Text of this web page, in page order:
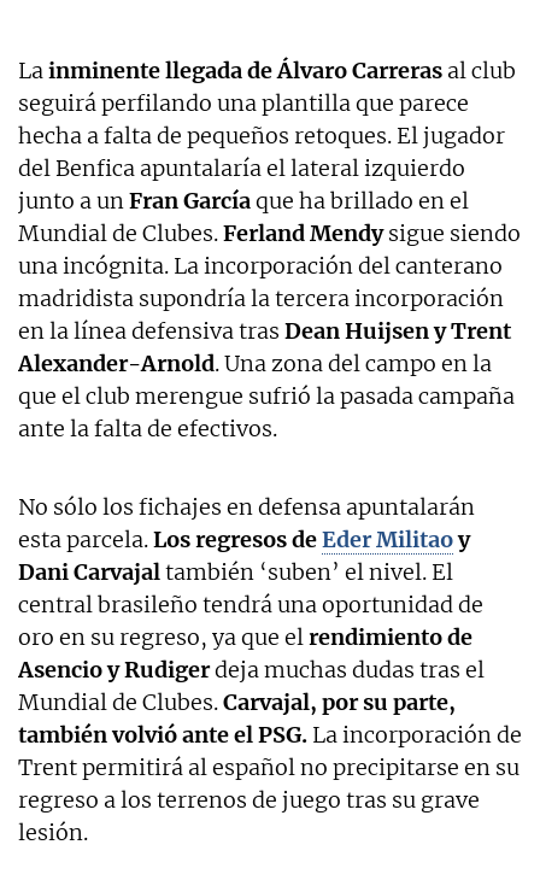
Lainminente llegada de Álvaro Carreras al club
seguirá perfilando una plantilla que parece
hecha a falta de pequeños retoques. El jugador
del Benfica apuntalaría el lateral izquierdo
junto a unFran Garcíaque ha brillado en el
Mundial de Clubes.Ferland Mendysigue siendo
una incógnita. La incorporación del canterano
madridista supondría la tercera incorporación
en la línea defensiva tras Dean Huijsen y Trent
Alexander-Arnold. Una zona del campo en la
que el club merengue sufrió la pasada campaña
ante la falta de efectivos.
No sólo los fichajes en defensa apuntalarán
esta parcela.Los regresos deEder Militaoy
Dani Carvajaltambién ‘suben’ el nivel. El
central brasileño tendrá una oportunidad de
oro en su regreso, ya que elrendimiento de
Asencio y Rudigerdeja muchas dudas tras el
Mundial de Clubes.Carvajal, por su parte,
también volvió ante el PSG. La incorporación de
Trent permitirá al español no precipitarse en su
regreso a los terrenos de juego tras su grave
lesión.